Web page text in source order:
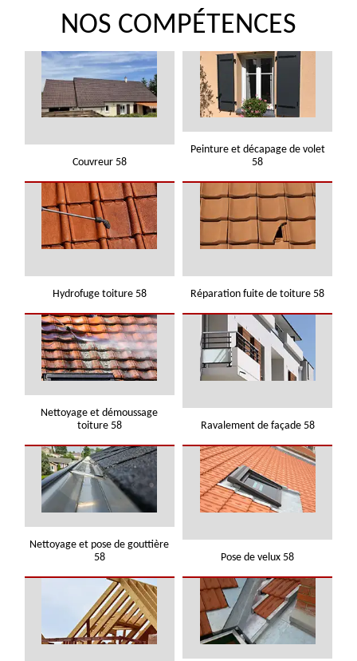
NOS COMPÉTENCES
Couvreur 58
Peinture et décapage de volet
58
Hydrofuge toiture 58 Réparation fuite de toiture 58
Nettoyage et démoussage
toiture 58
Ravalement de façade 58
Nettoyage et pose de gouttière
58
Pose de velux 58